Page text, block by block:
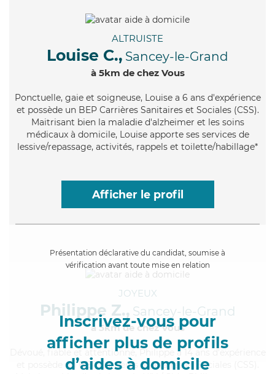
ALTRUISTE
Louise C., Sancey-le-Grand
à 5km de chez Vous
Ponctuelle, gaie et soigneuse, Louise a 6 ans d'expérience
et possède un BEP Carrières Sanitaires et Sociales (CSS).
Maitrisant bien la maladie d'alzheimer et les soins
médicaux à domicile, Louise apporte ses services de
lessive/repassage, activités, rappels et toilette/habillage*
Afficher le profil
Présentation déclarative du candidat, soumise à
vérification avant toute mise en relation
Inscrivez-vous pour
afficher plus de profils
d’aides à domicile
JOYEUX
Philippe Z., Sancey-le-Grand
à 5km de chez Vous
, fiable et attentionné, Philippe a 14 ans d'expérience
et possède un BEP Carrières Sanitaires et Sociales (CSS).